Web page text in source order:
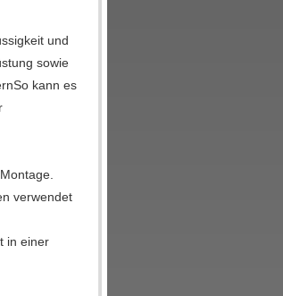
und
sowie
kann es
verwendet
in einer